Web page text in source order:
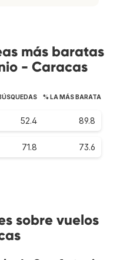
más baratas
- Caracas
% LA MÁS BARATA
52.4 89.8
71.8 73.6
sobre vuelos